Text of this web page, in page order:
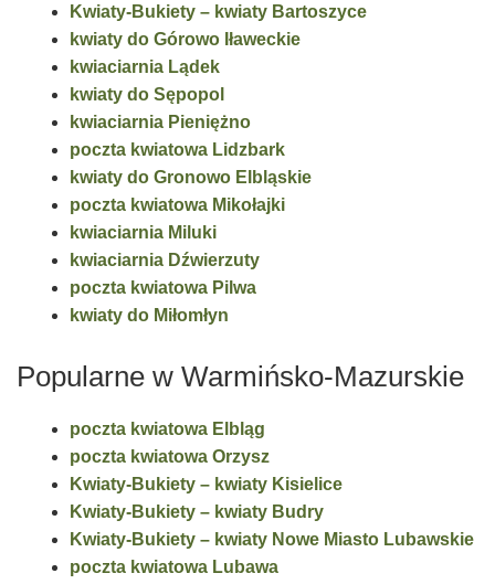
Kwiaty-Bukiety – kwiaty Bartoszyce
kwiaty do Górowo Iławeckie
kwiaciarnia Lądek
kwiaty do Sępopol
kwiaciarnia Pieniężno
poczta kwiatowa Lidzbark
kwiaty do Gronowo Elbląskie
poczta kwiatowa Mikołajki
kwiaciarnia Miluki
kwiaciarnia Dźwierzuty
poczta kwiatowa Pilwa
kwiaty do Miłomłyn
Popularne w Warmińsko-Mazurskie
poczta kwiatowa Elbląg
poczta kwiatowa Orzysz
Kwiaty-Bukiety – kwiaty Kisielice
Kwiaty-Bukiety – kwiaty Budry
Kwiaty-Bukiety – kwiaty Nowe Miasto Lubawskie
poczta kwiatowa Lubawa